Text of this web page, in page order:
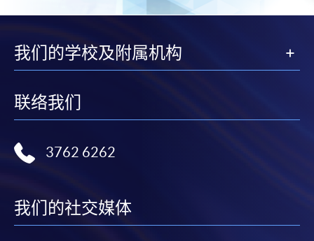
我们的学校及附属机构
联络我们
3762 6262
我们的社交媒体